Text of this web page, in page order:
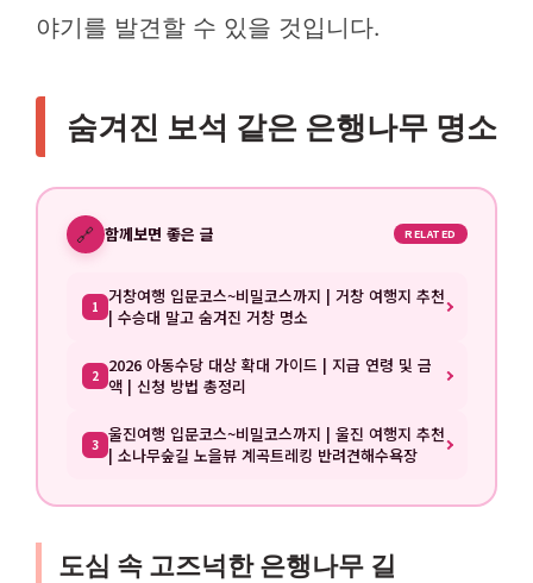
야기를 발견할 수 있을 것입니다.
숨겨진 보석 같은 은행나무 명소
🔗 함께보면 좋은 글 RELATED
1 거창여행 입문코스~비밀코스까지 | 거창 여행지 추천
| 수승대 말고 숨겨진 거창 명소
2 2026 아동수당 대상 확대 가이드 | 지급 연령 및 금
액 | 신청 방법 총정리
3 울진여행 입문코스~비밀코스까지 | 울진 여행지 추천
| 소나무숲길 노을뷰 계곡트레킹 반려견해수욕장
도심 속 고즈넉한 은행나무 길